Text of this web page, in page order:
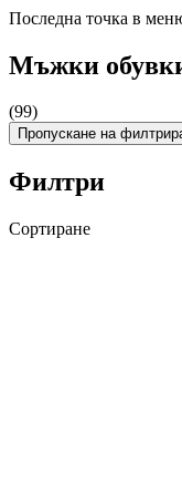
Последна точка в
Мъжки
(99)
Пропускане на
Филтри
Сортиране